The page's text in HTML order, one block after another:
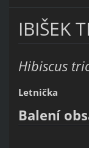
IBIŠEK
Hibiscus
Letnička
Balení